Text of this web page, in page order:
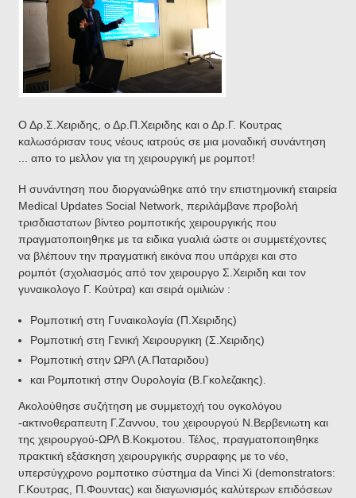
Ο Δρ.Σ.Χειριδης, ο Δρ.Π.Χειριδης και ο Δρ.Γ. Κουτρας
καλωσόρισαν τους νέους ιατρούς σε μια μοναδική συνάντηση
... απο το μελλον για τη χειρουργική με ρομποτ!
Η συνάντηση που διοργανώθηκε από την επιστημονική εταιρεία
Medical Updates Social Network, περιλάμβανε προβολή
τρισδιαστατων βίντεο ρομποτικής χειρουργικής που
πραγματοποιηθηκε με τα ειδικα γυαλιά ώστε οι συμμετέχοντες
να βλέπουν την πραγματική εικόνα που υπάρχει και στο
ρομπότ (σχολιασμός από τον χειρουργο Σ.Χειριδη και τον
γυναικολογο Γ. Κούτρα) και σειρά ομιλιών :
Ρομποτική στη Γυναικολογία (Π.Χειριδης)
Ρομποτική στη Γενική Χειρουργικη (Σ.Χειριδης)
Ρομποτική στην ΩΡΛ (Α.Παταριδου)
και Ρομποτική στην Ουρολογία (Β.Γκολεζακης).
Ακολούθησε συζήτηση με συμμετοχή του ογκολόγου
-ακτινοθεραπευτη Γ.Ζαννου, του χειρουργού Ν.Βερβενιωτη και
της χειρουργού-ΩΡΛ Β.Κοκμοτου. Τέλος, πραγματοποιηθηκε
πρακτική εξάσκηση χειρουργικής συρραφης με το νέο,
υπερσύγχρονο ρομποτικο σύστημα da Vinci Xi (demonstrators:
Γ.Κουτρας, Π.Φουντας) και διαγωνισμός καλύτερων επιδόσεων